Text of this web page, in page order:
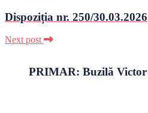
Dispoziția nr. 250/30.03.2026
Next post
PRIMAR: Buzilă Victor